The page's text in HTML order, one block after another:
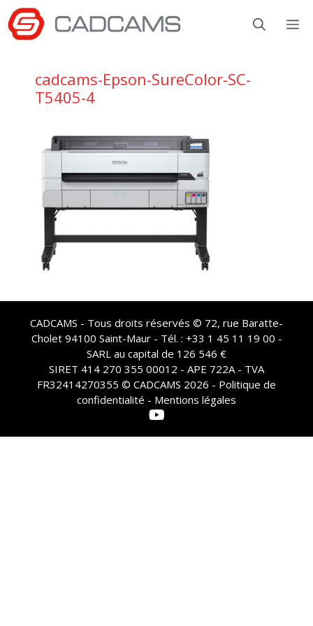
Aller
au
contenu
cadcams-Epson-SureColor-SC-
T5405-4
CADCAMS - Tous droits réservés © 72, rue Baratte-
Cholet 94100 Saint-Maur - Tél. : +33 1 45 11 19 00 -
SARL au capital de 126 546 €
SIRET 414 270 355 00012 - APE 722A - TVA
FR32414270355 © CADCAMS 2026 - Politique de
confidentialité - Mentions légales